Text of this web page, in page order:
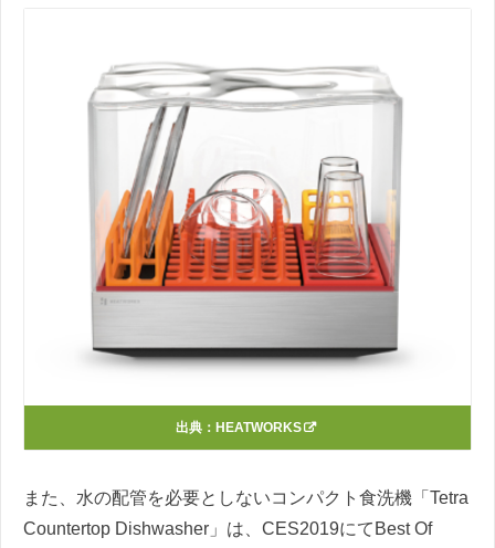
出典： HEATWORKS
また、水の配管を必要としないコンパクト食洗機「Tetra
Countertop Dishwasher」は、CES2019にてBest Of